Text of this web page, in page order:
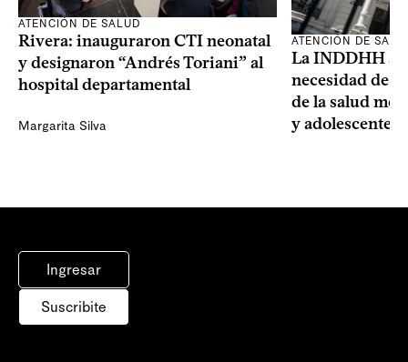
ATENCIÓN DE SALUD
Rivera: inauguraron CTI neonatal
y designaron “Andrés Toriani” al
hospital departamental
Margarita Silva
ATENCIÓN DE
La INDDHH
necesidad de
de la salud
y adolescentes
Ingresar
Suscribite